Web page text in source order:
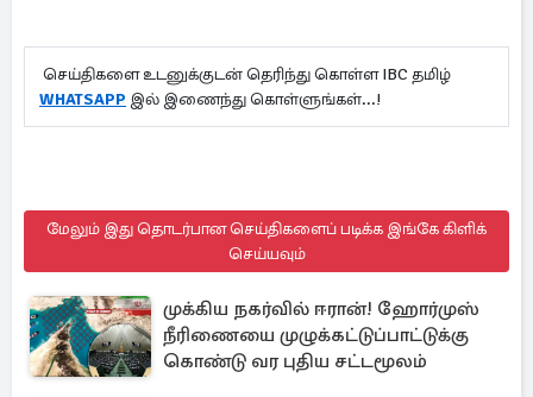
செய்திகளை உடனுக்குடன் தெரிந்து கொள்ள IBC தமிழ்
WHATSAPP இல் இணைந்து கொள்ளுங்கள்...!
மேலும் இது தொடர்பான செய்திகளைப் படிக்க இங்கே கிளிக்
செய்யவும்
முக்கிய நகர்வில் ஈரான்! ஹோர்முஸ்
நீரிணையை முழுக்கட்டுப்பாட்டுக்கு
கொண்டு வர புதிய சட்டமூலம்